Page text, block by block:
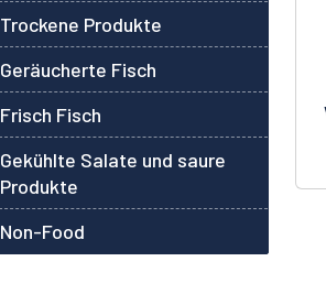
Trockene Produkte
Geräucherte Fisch
Frisch Fisch
Gekühlte Salate und saure
Produkte
Non-Food